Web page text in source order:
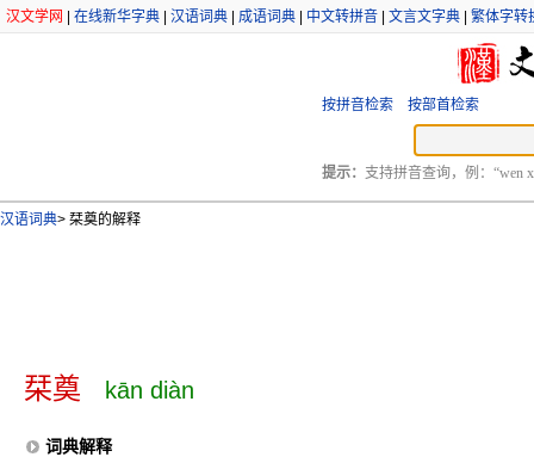
汉文学网 在线新华字典 汉语词典 成语词典 中文转拼音 文言文字典 繁体字转
按拼音检索 按部首检索
提示： 支持拼音查询，例：“wen
汉语词典> 栞奠的解释
栞奠 kān diàn
词典解释